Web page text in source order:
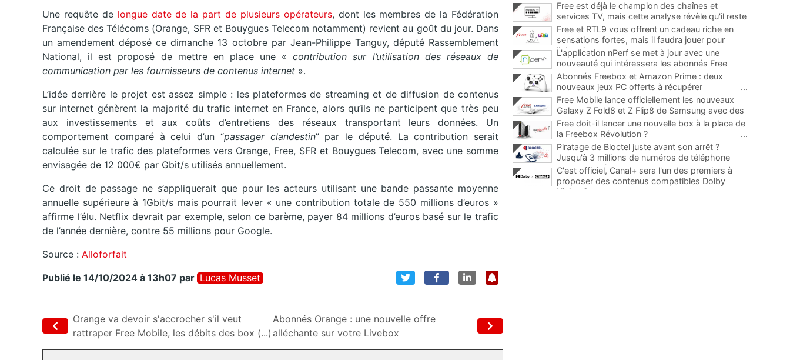
Une requête de longue date de la part de plusieurs opérateurs, dont les membres de la Fédération
Française des Télécoms (Orange, SFR et Bouygues Telecom notamment) revient au goût du jour. Dans
un amendement déposé ce dimanche 13 octobre par Jean-Philippe Tanguy, député Rassemblement
National, il est proposé de mettre en place une «contribution sur l’utilisation des réseaux de
communication par les fournisseurs de contenus internet ».
L’idée derrière le projet est assez simple : les plateformes de streaming et de diffusion de contenus
sur internet génèrent la majorité du trafic internet en France, alors qu’ils ne participent que très peu
aux investissements et aux coûts d’entretiens des réseaux transportant leurs données. Un
comportement comparé à celui d’un “passager clandestin” par le député. La contribution serait
calculée sur le trafic des plateformes vers Orange, Free, SFR et Bouygues Telecom, avec une somme
envisagée de 12 000€ par Gbit/s utilisés annuellement.
Ce droit de passage ne s’appliquerait que pour les acteurs utilisant une bande passante moyenne
annuelle supérieure à 1Gbit/s mais pourrait lever « une contribution totale de 550 millions d’euros »
affirme l’élu. Netflix devrait par exemple, selon ce barème, payer 84 millions d’euros basé sur le trafic
de l’année dernière, contre 55 millions pour Google.
Source : Alloforfait
Publié le 14/10/2024 à 13h07 par Lucas Musset
Orange va devoir s'accrocher s'il veut
rattraper Free Mobile, les débits des box (...)
Abonnés Orange : une nouvelle offre
alléchante sur votre Livebox
Free est déjà le champion des chaînes et
services TV, mais cette analyse révèle qu'il reste
encore au moins 141 ajouts possibles
Free et RTL9 vous offrent un cadeau riche en
sensations fortes, mais il faudra jouer pour
l'obtenir
L'application nPerf se met à jour avec une
nouveauté qui intéressera les abonnés Free
Mobile, Orange, SFR et Bouygues Telecom
Abonnés Freebox et Amazon Prime : deux
nouveaux jeux PC offerts à récupérer
...
Free Mobile lance officiellement les nouveaux
Galaxy Z Fold8 et Z Flip8 de Samsung avec des
promos et des cadeaux
...
Free doit-il lancer une nouvelle box à la place de
la Freebox Révolution ?
...
Piratage de Bloctel juste avant son arrêt ?
Jusqu'à 3 millions de numéros de téléphone
auraient fuité
C'est officiel, Canal+ sera l'un des premiers à
proposer des contenus compatibles Dolby
Vision 2